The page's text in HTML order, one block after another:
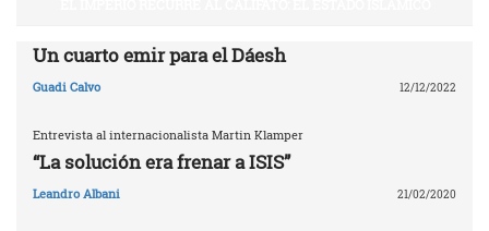
Un cuarto emir para el Dáesh
Guadi Calvo 12/12/2022
Entrevista al internacionalista Martin Klamper
“La solución era frenar a ISIS”
Leandro Albani 21/02/2020